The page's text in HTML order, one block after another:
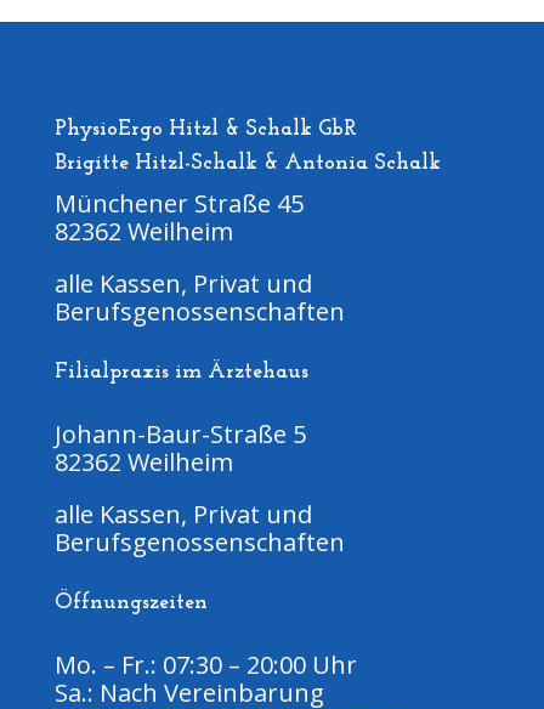
PhysioErgo Hitzl & Schalk GbR
Brigitte Hitzl-Schalk & Antonia Schalk
Münchener Straße 45
82362 Weilheim
alle Kassen, Privat und
Berufsgenossenschaften
Filialpraxis im Ärztehaus
Johann-Baur-Straße 5
82362 Weilheim
alle Kassen, Privat und
Berufsgenossenschaften
Öffnungszeiten
Mo. – Fr.: 07:30 – 20:00 Uhr
Sa.: Nach Vereinbarung